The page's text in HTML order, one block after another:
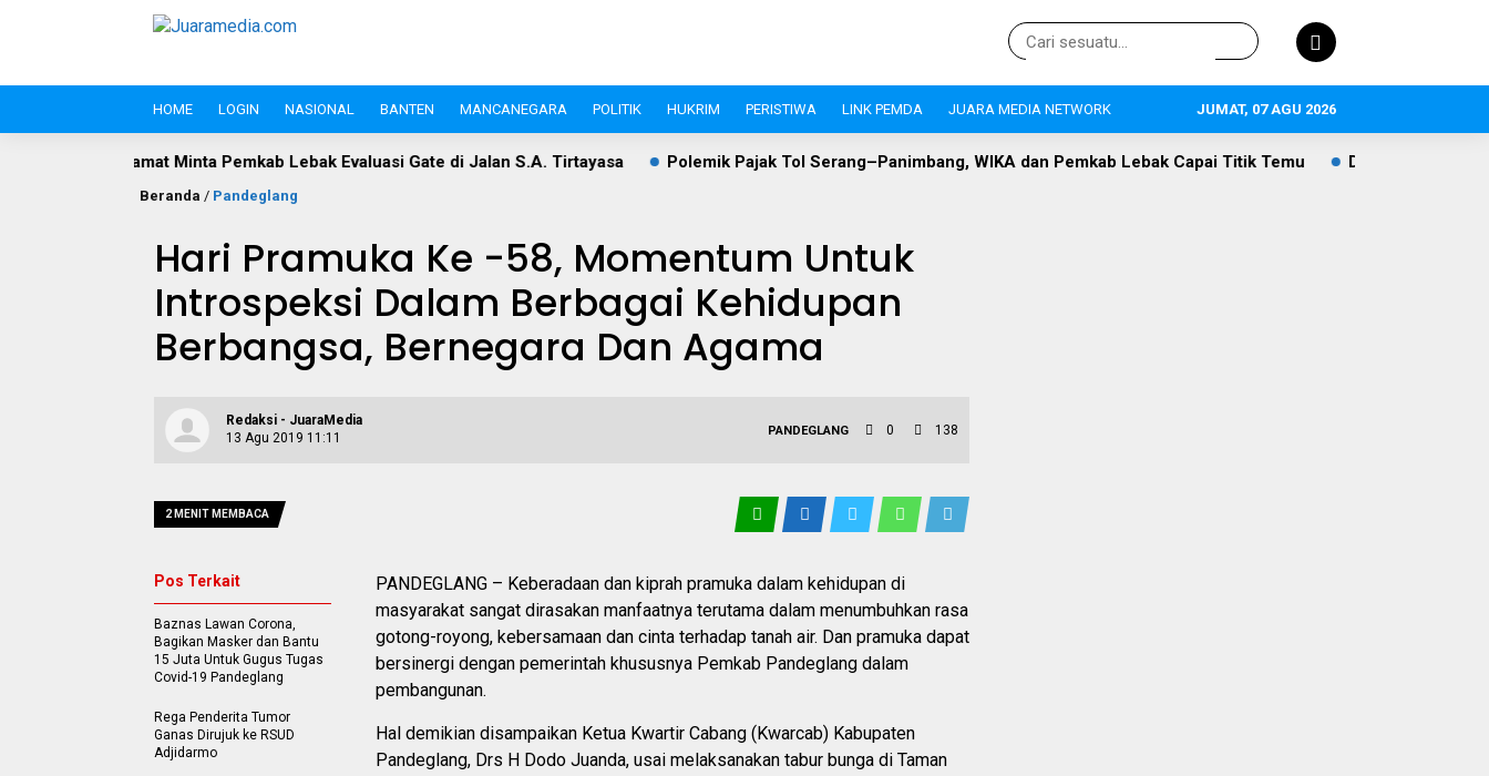
HOME LOGIN NASIONAL BANTEN MANCANEGARA POLITIK HUKRIM PERISTIWA LINK PEMDA JUARA MEDIA NETWORK JUMAT, 07 AGU 2026
Minta Pemkab Lebak Evaluasi Gate di Jalan S.A. Tirtayasa Polemik Pajak Tol Serang–Panimbang, WIKA dan Pemkab Lebak Capai Titik Temu DLH Lebak Dorong
Beranda / Pandeglang
Hari Pramuka Ke -58, Momentum Untuk
Introspeksi Dalam Berbagai Kehidupan
Berbangsa, Bernegara Dan Agama
Redaksi - JuaraMedia
13 Agu 2019 11:11
PANDEGLANG 0 138
2 MENIT MEMBACA
PANDEGLANG – Keberadaan dan kiprah pramuka dalam kehidupan di
masyarakat sangat dirasakan manfaatnya terutama dalam menumbuhkan rasa
gotong-royong, kebersamaan dan cinta terhadap tanah air. Dan pramuka dapat
bersinergi dengan pemerintah khususnya Pemkab Pandeglang dalam
pembangunan.
Hal demikian disampaikan Ketua Kwartir Cabang (Kwarcab) Kabupaten
Pandeglang, Drs H Dodo Juanda, usai melaksanakan tabur bunga di Taman
Pos Terkait
Baznas Lawan Corona,
Bagikan Masker dan Bantu
15 Juta Untuk Gugus Tugas
Covid-19 Pandeglang
Rega Penderita Tumor
Ganas Dirujuk ke RSUD
Adjidarmo